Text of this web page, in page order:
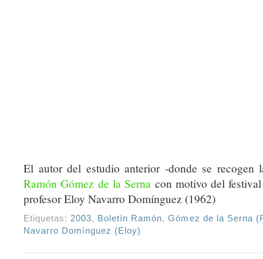
El autor del estudio anterior -donde se recogen
Ramón Gómez de la Serna con motivo del
profesor Eloy Navarro Domínguez (1962)
Etiquetas: 2003, Boletín Ramón,Gómez de la Serna
Navarro Domínguez (Eloy)